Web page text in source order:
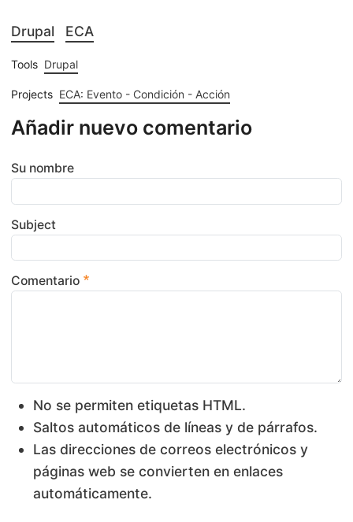
Drupal ECA
Tools Drupal
Projects ECA: Evento - Condición - Acción
Añadir nuevo comentario
Su nombre
Subject
Comentario
No se permiten etiquetas HTML.
Saltos automáticos de líneas y de párrafos.
Las direcciones de correos electrónicos y
páginas web se convierten en enlaces
automáticamente.